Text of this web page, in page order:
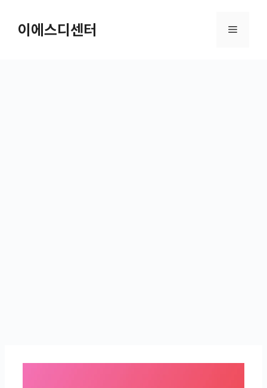
건너뛰기이에스디센터 메뉴